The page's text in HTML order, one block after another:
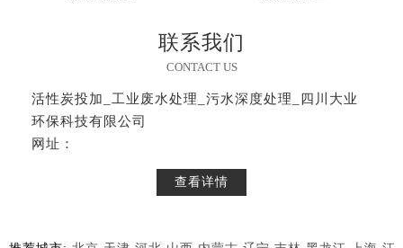
联系我们
CONTACT US
活性炭投加_工业废水处理_污水深度处理_四川大业
环保科技有限公司
网址：
查看详情